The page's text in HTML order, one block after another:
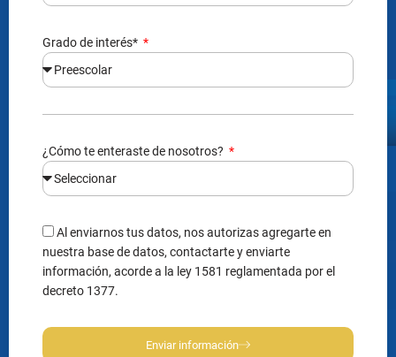
Grado de interés*
¿Cómo te enteraste de nosotros?
Al enviarnos tus datos, nos autorizas agregarte en
nuestra base de datos, contactarte y enviarte
información, acorde a la ley 1581 reglamentada por el
decreto 1377.
Enviar información